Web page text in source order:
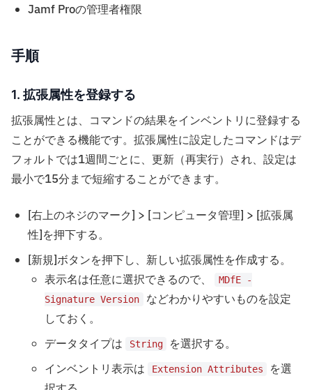
Jamf Proの管理者権限
手順
1. 拡張属性を登録する
拡張属性とは、コマンドの結果をインベントリに登録する
ことができる機能です。拡張属性に設定したコマンドはデ
フォルトでは1週間ごとに、更新（再実行）され、設定は
最小で15分まで短縮することができます。
[右上のネジのマーク] > [コンピュータ管理] > [拡張属
性]を押下する。
[新規]ボタンを押下し、新しい拡張属性を作成する。
表示名は任意に選択できるので、
MDfE -
Signature Version
などわかりやすいものを設定
しておく。
データタイプは
String
を選択する。
インベントリ表示は
Extension Attributes
を選